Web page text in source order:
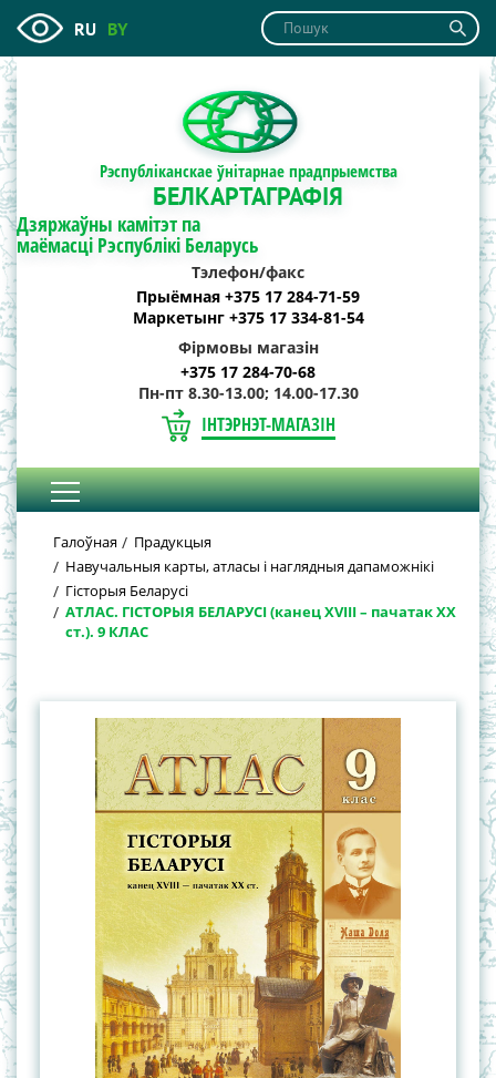
RU BY
Рэспубліканскае ўнітарнае прадпрыемства
БЕЛКАРТАГРАФІЯ
Дзяржаўны камітэт па
маёмасці Рэспублікі Беларусь
Тэлефон/факс
Прыёмная +375 17 284-71-59
Маркетынг +375 17 334-81-54
Фірмовы магазін
+375 17 284-70-68
Пн-пт 8.30-13.00; 14.00-17.30
ІНТЭРНЭТ-МАГАЗІН
Галоўная
Прадукцыя
Навучальныя карты, атласы і наглядныя дапаможнікі
Гісторыя Беларусі
АТЛАС. ГІСТОРЫЯ БЕЛАРУСІ (канец ХVIII – пачатак ХХ
ст.). 9 КЛАС